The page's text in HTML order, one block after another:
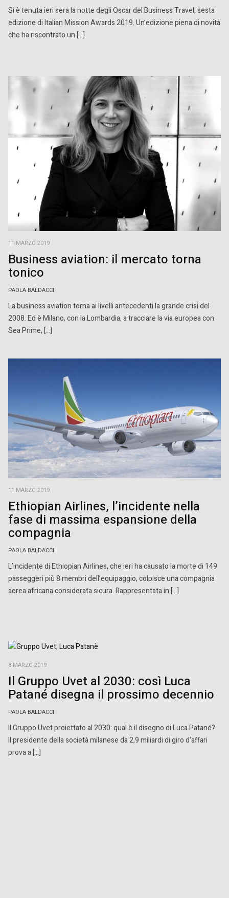
Si è tenuta ieri sera la notte degli Oscar del Business Travel, sesta
edizione di Italian Mission Awards 2019. Un’edizione piena di novità
che ha riscontrato un […]
11 MARZO 2019
Business aviation: il mercato torna
tonico
PAOLA BALDACCI
La business aviation torna ai livelli antecedenti la grande crisi del
2008. Ed è Milano, con la Lombardia, a tracciare la via europea con
Sea Prime, […]
11 MARZO 2019
Ethiopian Airlines, l’incidente nella
fase di massima espansione della
compagnia
PAOLA BALDACCI
L’incidente di Ethiopian Airlines, che ieri ha causato la morte di 149
passeggeri più 8 membri dell’equipaggio, colpisce una compagnia
aerea africana considerata sicura. Rappresentata in […]
8 MARZO 2019
Il Gruppo Uvet al 2030: così Luca
Patané disegna il prossimo decennio
PAOLA BALDACCI
Il Gruppo Uvet proiettato al 2030: qual è il disegno di Luca Patané?
Il presidente della società milanese da 2,9 miliardi di giro d’affari
prova a […]